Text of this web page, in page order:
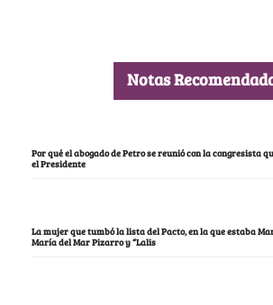
Notas
Por qué el abogado de Petro se reunió con la congresista
el Presidente
La mujer que tumbó la lista del Pacto, en la que estaba
María del Mar Pizarro y “Lalis